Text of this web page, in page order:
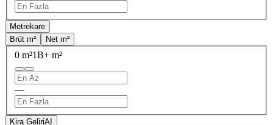
Metrekare
Brüt m²
Net m²
0 m²1B+ m²
—
Kira GeliriAI